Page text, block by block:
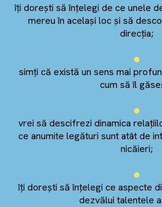
îți dorești să înțelegi de ce unele
mereu în același loc și să
direcția;
simți că există un sens mai
cum să îl
vrei să descifrezi dinamica
ce anumite legături sunt atât de
nicăieri;
îți dorești să înțelegi ce aspecte
dezvălui talentele